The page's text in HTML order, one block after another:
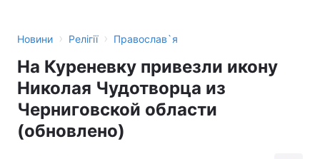
Новини › Релігії › Православ`я
На Куреневку привезли икону
Николая Чудотворца из
Черниговской области
(обновлено)